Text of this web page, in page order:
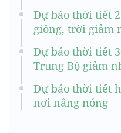
Dự báo thời tiết
giông, trời giảm
Dự báo thời tiết
Trung Bộ giảm
Dự báo thời tiết
nơi nắng nóng